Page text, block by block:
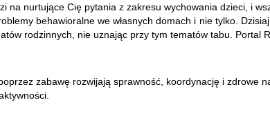
na nurtujące Cię pytania z zakresu wychowania dzieci, i
behawioralne we własnych domach i nie tylko.
rodzinnych, nie uznając przy tym tematów tabu. Portal
poprzez zabawę rozwijają sprawność, koordynację i